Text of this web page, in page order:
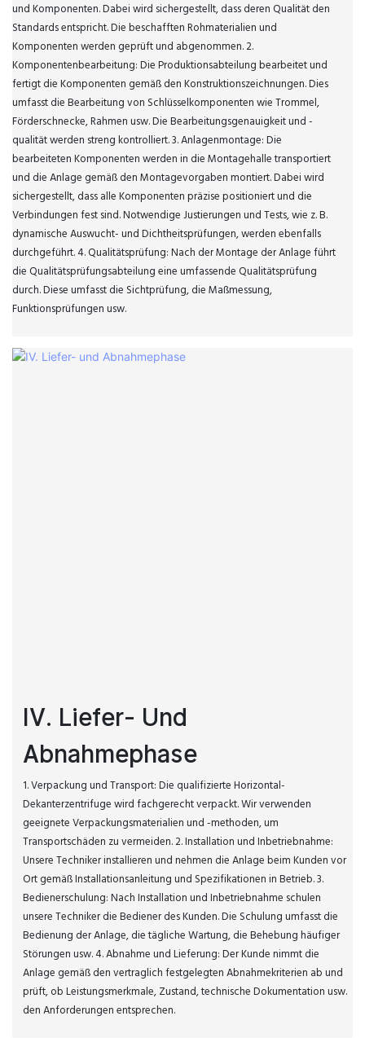
und Komponenten. Dabei wird sichergestellt, dass deren Qualität den
Standards entspricht. Die beschafften Rohmaterialien und
Komponenten werden geprüft und abgenommen. 2.
Komponentenbearbeitung: Die Produktionsabteilung bearbeitet und
fertigt die Komponenten gemäß den Konstruktionszeichnungen. Dies
umfasst die Bearbeitung von Schlüsselkomponenten wie Trommel,
Förderschnecke, Rahmen usw. Die Bearbeitungsgenauigkeit und -
qualität werden streng kontrolliert. 3. Anlagenmontage: Die
bearbeiteten Komponenten werden in die Montagehalle transportiert
und die Anlage gemäß den Montagevorgaben montiert. Dabei wird
sichergestellt, dass alle Komponenten präzise positioniert und die
Verbindungen fest sind. Notwendige Justierungen und Tests, wie z. B.
dynamische Auswucht- und Dichtheitsprüfungen, werden ebenfalls
durchgeführt. 4. Qualitätsprüfung: Nach der Montage der Anlage führt
die Qualitätsprüfungsabteilung eine umfassende Qualitätsprüfung
durch. Diese umfasst die Sichtprüfung, die Maßmessung,
Funktionsprüfungen usw.
IV. Liefer- Und
Abnahmephase
1. Verpackung und Transport: Die qualifizierte Horizontal-
Dekanterzentrifuge wird fachgerecht verpackt. Wir verwenden
geeignete Verpackungsmaterialien und -methoden, um
Transportschäden zu vermeiden. 2. Installation und Inbetriebnahme:
Unsere Techniker installieren und nehmen die Anlage beim Kunden vor
Ort gemäß Installationsanleitung und Spezifikationen in Betrieb. 3.
Bedienerschulung: Nach Installation und Inbetriebnahme schulen
unsere Techniker die Bediener des Kunden. Die Schulung umfasst die
Bedienung der Anlage, die tägliche Wartung, die Behebung häufiger
Störungen usw. 4. Abnahme und Lieferung: Der Kunde nimmt die
Anlage gemäß den vertraglich festgelegten Abnahmekriterien ab und
prüft, ob Leistungsmerkmale, Zustand, technische Dokumentation usw.
den Anforderungen entsprechen.